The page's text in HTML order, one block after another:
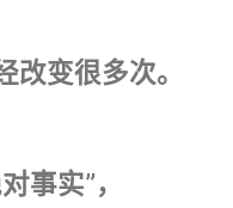
改变很多次。
事实”，